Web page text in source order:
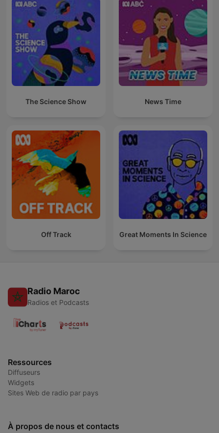
The Science Show News Time
Off Track Great Moments In Science
Radio Maroc
Radios et Podcasts
Ressources
Diffuseurs
Widgets
Sites Web de radio par pays
À propos de nous et contacts